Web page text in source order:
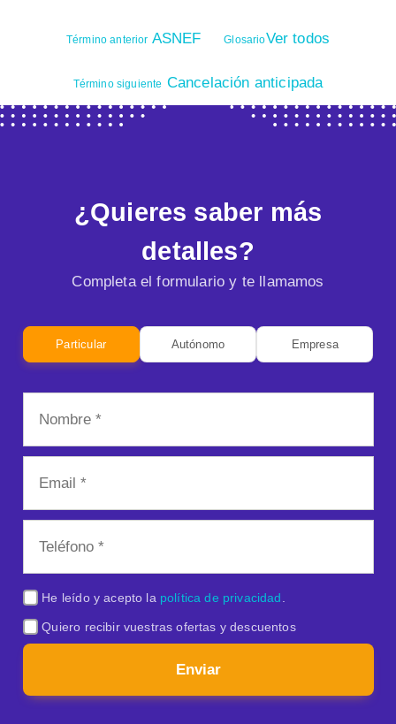
Término anterior ASNEF GlosarioVer todos
Término siguiente Cancelación anticipada
¿Quieres saber más
detalles?
Completa el formulario y te llamamos
Particular Autónomo Empresa
He leído y acepto la política de privacidad
Quiero recibir vuestras ofertas y descuentos
Enviar